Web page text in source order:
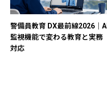
警備員教育 DX最前線2026｜AI
監視機能で変わる教育と実務
対応